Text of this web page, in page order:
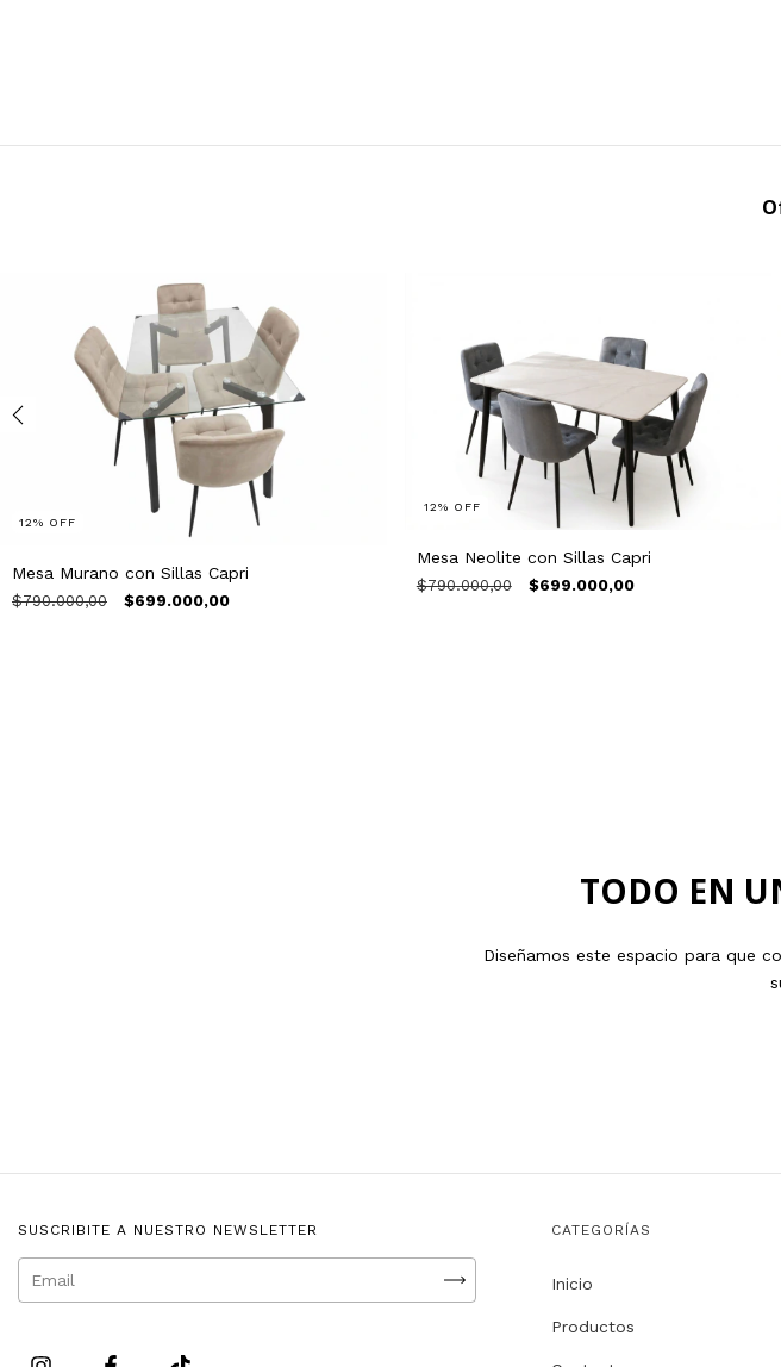
12% OFF
Mesa Murano con Sillas Capri
$790.000,00 $699.000,00
12% OFF
Mesa Neolite con Sillas Capri
$790.000,00 $699.000,00
TODO EN
Diseñamos este espacio para que
SUSCRIBITE A NUESTRO NEWSLETTER CATEGORÍAS
Inicio
Productos